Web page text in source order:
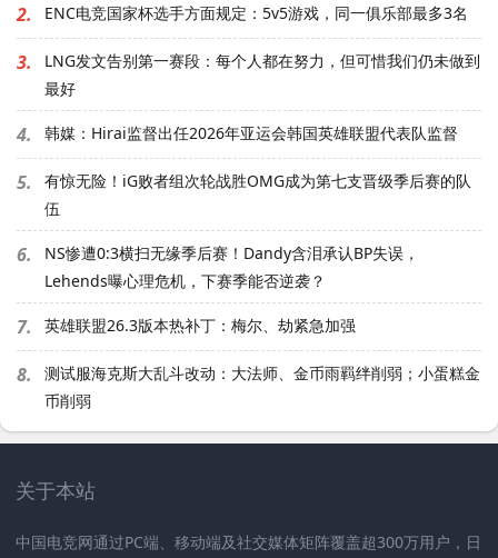
2. ENC电竞国家杯选手方面规定：5v5游戏，同一俱乐部最多3名
3.
LNG发文告别第一赛段：每个人都在努力，但可惜我们仍未做到
最好
4. 韩媒：Hirai监督出任2026年亚运会韩国英雄联盟代表队监督
5.
有惊无险！iG败者组次轮战胜OMG成为第七支晋级季后赛的队
伍
6.
NS惨遭0:3横扫无缘季后赛！Dandy含泪承认BP失误，
Lehends曝心理危机，下赛季能否逆袭？
7. 英雄联盟26.3版本热补丁：梅尔、劫紧急加强
8.
测试服海克斯大乱斗改动：大法师、金币雨羁绊削弱；小蛋糕金
币削弱
关于本站
中国电竞网通过PC端、移动端及社交媒体矩阵覆盖超300万用户，日